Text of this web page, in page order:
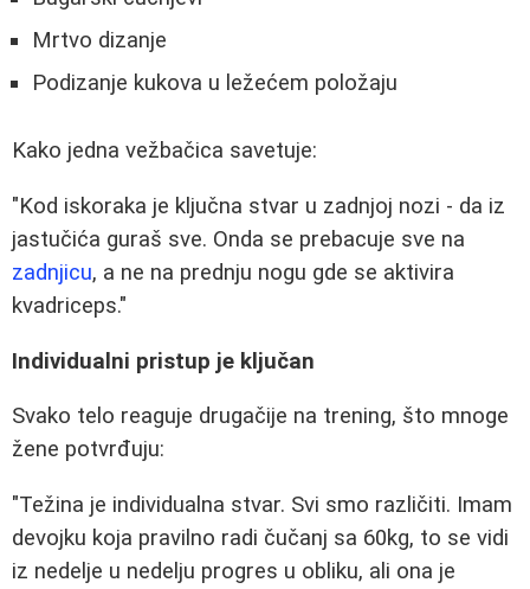
Mrtvo dizanje
Podizanje kukova u ležećem položaju
Kako jedna vežbačica savetuje:
"Kod iskoraka je ključna stvar u zadnjoj nozi - da iz
jastučića guraš sve. Onda se prebacuje sve na
zadnjicu, a ne na prednju nogu gde se aktivira
kvadriceps."
Individualni pristup je ključan
Svako telo reaguje drugačije na trening, što mnoge
žene potvrđuju:
"Težina je individualna stvar. Svi smo različiti. Imam
devojku koja pravilno radi čučanj sa 60kg, to se vidi
iz nedelje u nedelju progres u obliku, ali ona je